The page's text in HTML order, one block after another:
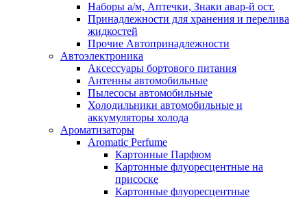
Наборы а/м, Аптечки, Знаки авар-й ост.
Принадлежности для хранения и перелива
жидкостей
Прочие Автопринадлежности
Автоэлектроника
Аксессуары бортового питания
Антенны автомобильные
Пылесосы автомобильные
Холодильники автомобильные и
аккумуляторы холода
Ароматизаторы
Aromatic Perfume
Картонные Парфюм
Картонные флуоресцентные на
присоске
Картонные флуоресцентные